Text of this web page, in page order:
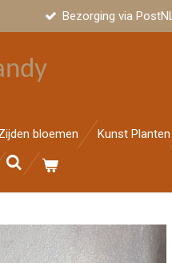
Bezorging via PostNL
bloemen Kunst Planten